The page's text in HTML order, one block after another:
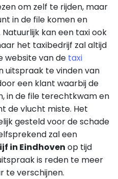
om zelf te rijden, maar
in de file komen en
kan een taxi ook
het taxibedrijf zal altijd
website van de taxi
uitspraak te vinden van
een klant waarbij de
in de file terechtkwam en
de vlucht miste. Het
gesteld voor de schade
zal een
in Eindhoven op tijd
is reden te meer
te verschijnen.